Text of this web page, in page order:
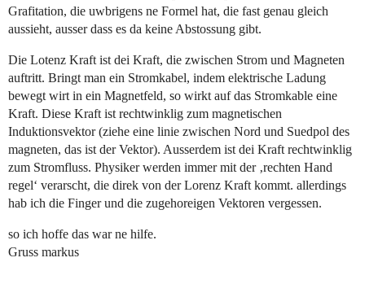
Grafitation, die uwbrigens ne Formel hat, die fast genau gleich
aussieht, ausser dass es da keine Abstossung gibt.
Die Lotenz Kraft ist dei Kraft, die zwischen Strom und Magneten
auftritt. Bringt man ein Stromkabel, indem elektrische Ladung
bewegt wirt in ein Magnetfeld, so wirkt auf das Stromkable eine
Kraft. Diese Kraft ist rechtwinklig zum magnetischen
Induktionsvektor (ziehe eine linie zwischen Nord und Suedpol des
magneten, das ist der Vektor). Ausserdem ist dei Kraft rechtwinklig
zum Stromfluss. Physiker werden immer mit der ‚rechten Hand
regel‘ verarscht, die direk von der Lorenz Kraft kommt. allerdings
hab ich die Finger und die zugehoreigen Vektoren vergessen.
so ich hoffe das war ne hilfe.
Gruss markus